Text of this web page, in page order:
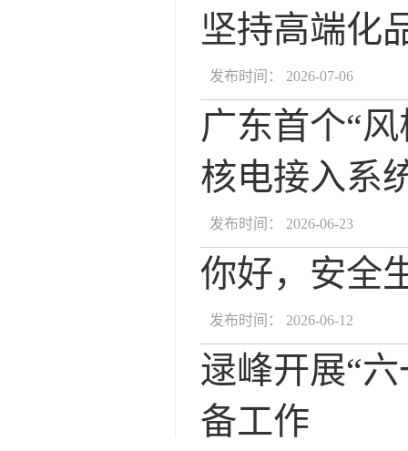
坚持高端化
发布时间： 2026-07-06
广东首个“
核电接入系
发布时间： 2026-06-23
你好，安全
发布时间： 2026-06-12
逯峰开展“
备工作